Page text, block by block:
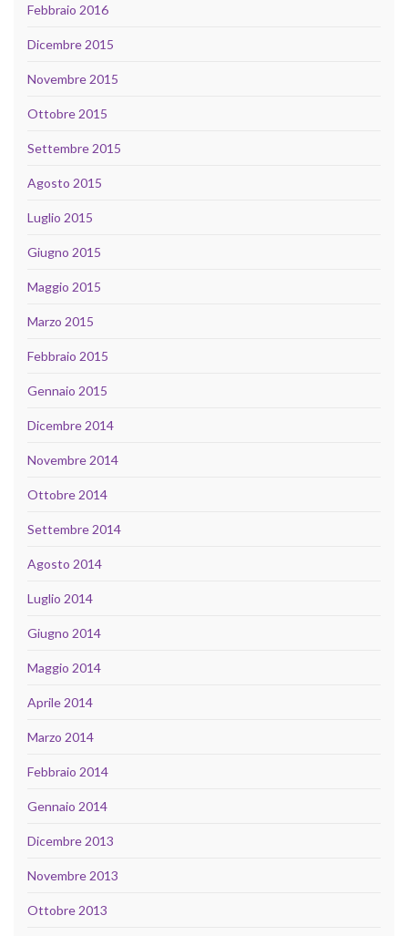
Febbraio 2016
Dicembre 2015
Novembre 2015
Ottobre 2015
Settembre 2015
Agosto 2015
Luglio 2015
Giugno 2015
Maggio 2015
Marzo 2015
Febbraio 2015
Gennaio 2015
Dicembre 2014
Novembre 2014
Ottobre 2014
Settembre 2014
Agosto 2014
Luglio 2014
Giugno 2014
Maggio 2014
Aprile 2014
Marzo 2014
Febbraio 2014
Gennaio 2014
Dicembre 2013
Novembre 2013
Ottobre 2013